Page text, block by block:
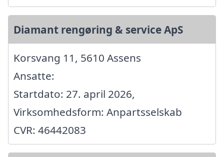
Diamant rengøring & service ApS
Korsvang 11, 5610 Assens
Ansatte:
Startdato: 27. april 2026,
Virksomhedsform: Anpartsselskab
CVR: 46442083